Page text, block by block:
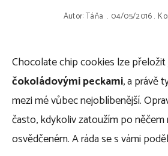
Autor:Táňa 04/05/2016
Chocolate chip cookies lze přeložit
čokoládovými peckami, a právě
mezi mé vůbec nejoblíbenější.
často, kdykoliv zatoužím po něčem
osvědčeném. A ráda se s vámi